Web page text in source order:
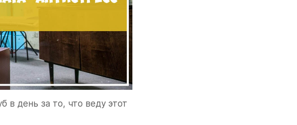
в день за то, что веду этот